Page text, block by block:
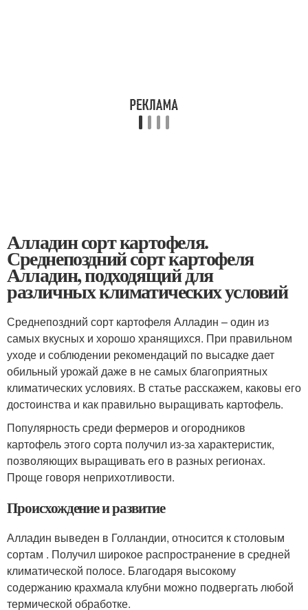
Алладин сорт картофеля.
Среднепоздний сорт картофеля
Алладин, подходящий для
различных климатических условий
Среднепоздний сорт картофеля Алладин – один из
самых вкусных и хорошо хранящихся. При правильном
уходе и соблюдении рекомендаций по высадке дает
обильный урожай даже в не самых благоприятных
климатических условиях. В статье расскажем, каковы его
достоинства и как правильно выращивать картофель.
Популярность среди фермеров и огородников
картофель этого сорта получил из-за характеристик,
позволяющих выращивать его в разных регионах.
Проще говоря неприхотливости.
Происхождение и развитие
Алладин выведен в Голландии, относится к столовым
сортам . Получил широкое распространение в средней
климатической полосе. Благодаря высокому
содержанию крахмала клубни можно подвергать любой
термической обработке.